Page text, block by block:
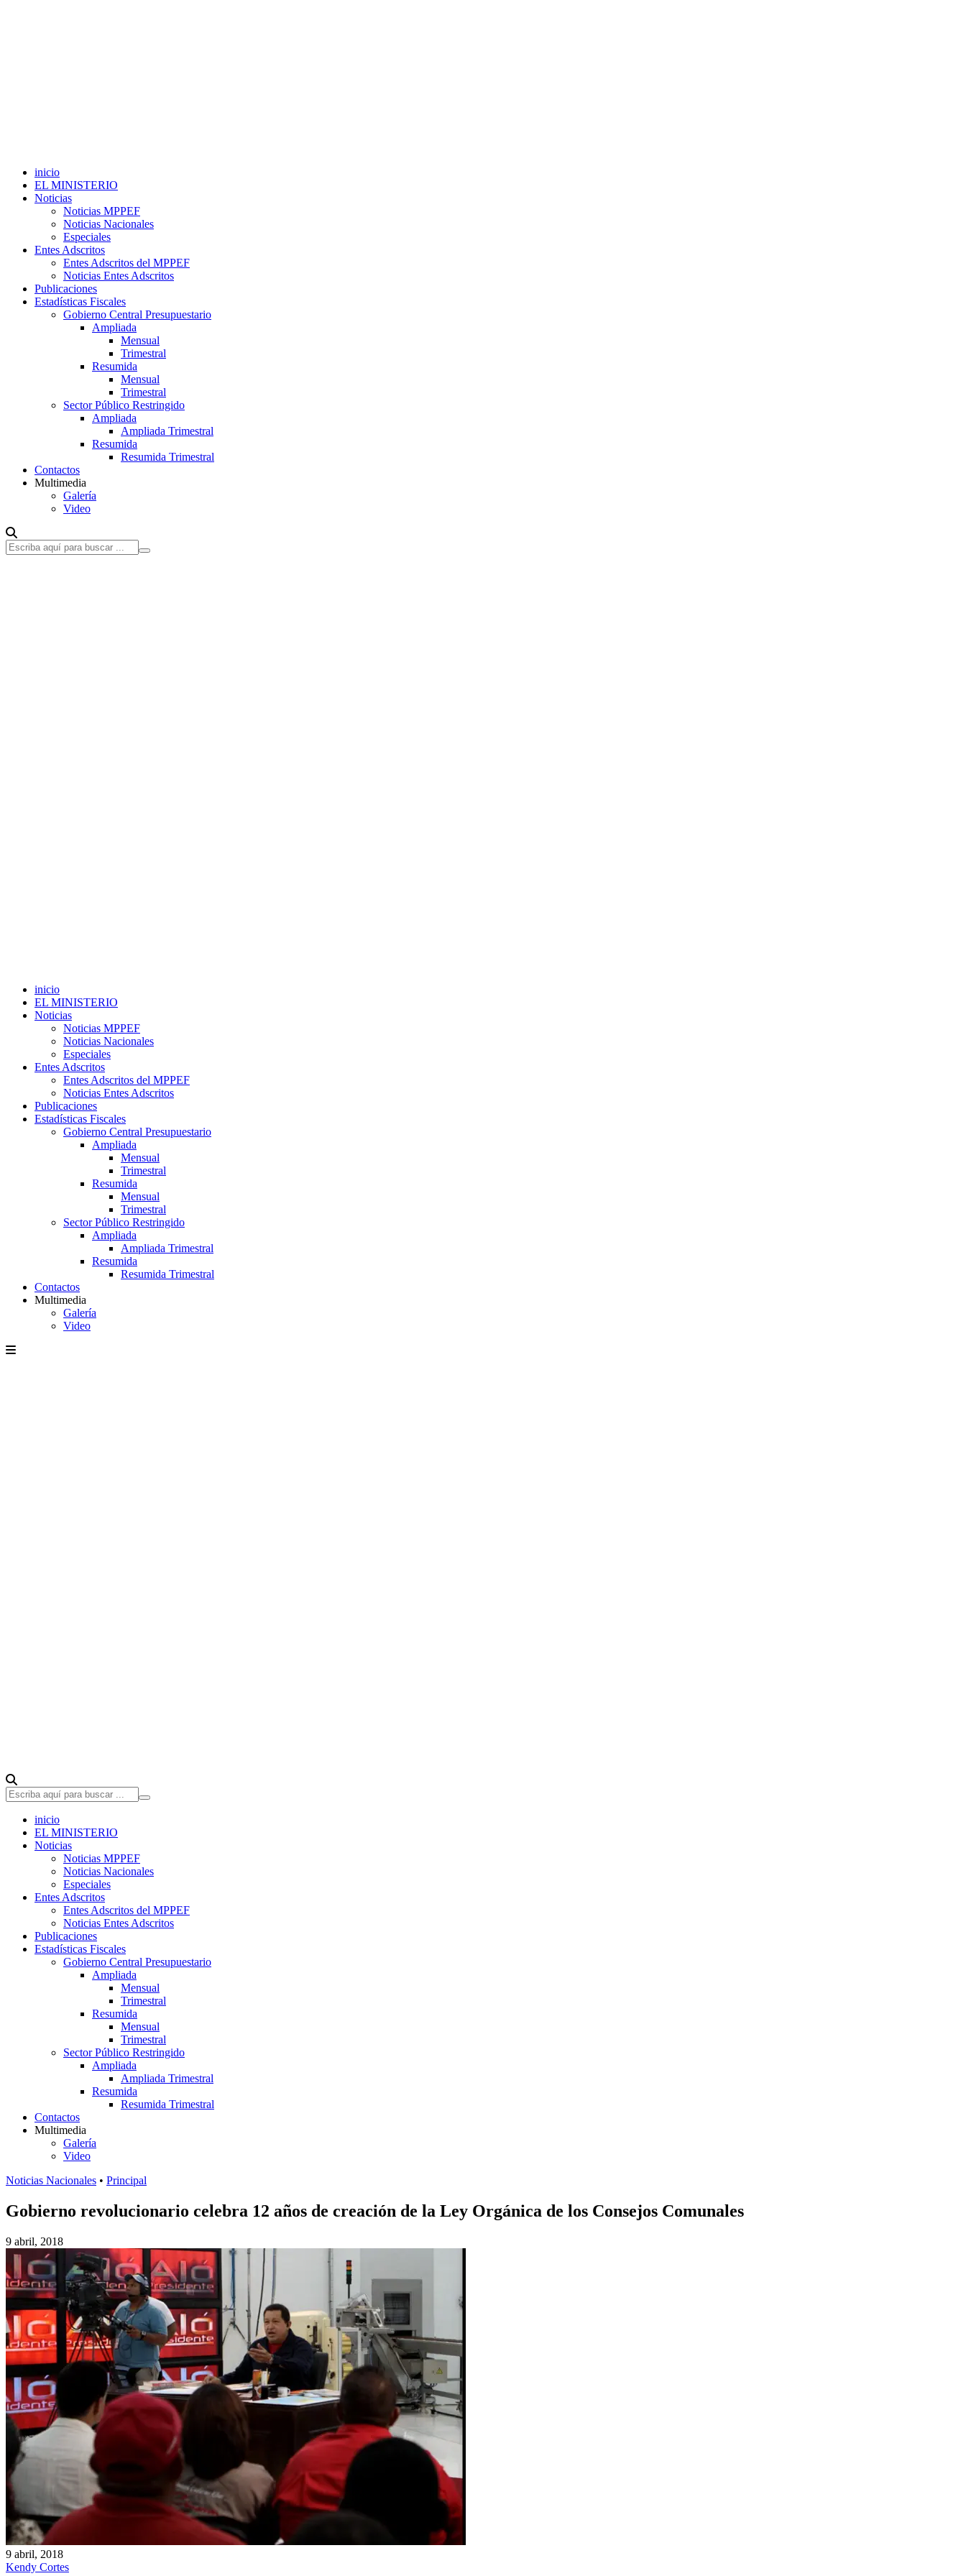
inicio
EL MINISTERIO
Noticias
Noticias MPPEF
Noticias Nacionales
Especiales
Entes Adscritos
Entes Adscritos del MPPEF
Noticias Entes Adscritos
Publicaciones
Estadísticas Fiscales
Gobierno Central Presupuestario
Ampliada
Mensual
Trimestral
Resumida
Mensual
Trimestral
Sector Público Restringido
Ampliada
Ampliada Trimestral
Resumida
Resumida Trimestral
Contactos
Multimedia
Galería
Video
inicio
EL MINISTERIO
Noticias
Noticias MPPEF
Noticias Nacionales
Especiales
Entes Adscritos
Entes Adscritos del MPPEF
Noticias Entes Adscritos
Publicaciones
Estadísticas Fiscales
Gobierno Central Presupuestario
Ampliada
Mensual
Trimestral
Resumida
Mensual
Trimestral
Sector Público Restringido
Ampliada
Ampliada Trimestral
Resumida
Resumida Trimestral
Contactos
Multimedia
Galería
Video
inicio
EL MINISTERIO
Noticias
Noticias MPPEF
Noticias Nacionales
Especiales
Entes Adscritos
Entes Adscritos del MPPEF
Noticias Entes Adscritos
Publicaciones
Estadísticas Fiscales
Gobierno Central Presupuestario
Ampliada
Mensual
Trimestral
Resumida
Mensual
Trimestral
Sector Público Restringido
Ampliada
Ampliada Trimestral
Resumida
Resumida Trimestral
Contactos
Multimedia
Galería
Video
Noticias Nacionales • Principal
Gobierno revolucionario celebra 12 años de creación de la Ley Orgánica de los Consejos Comunales
9 abril, 2018
9 abril, 2018
Kendy Cortes